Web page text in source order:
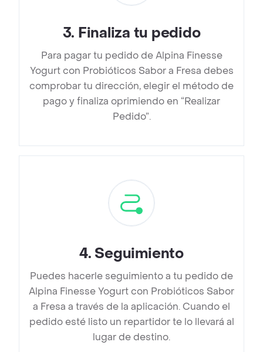
3. Finaliza tu pedido
Para pagar tu pedido de Alpina Finesse
Yogurt con Probióticos Sabor a Fresa debes
comprobar tu dirección, elegir el método de
pago y finaliza oprimiendo en “Realizar
Pedido”.
4. Seguimiento
Puedes hacerle seguimiento a tu pedido de
Alpina Finesse Yogurt con Probióticos Sabor
a Fresa a través de la aplicación. Cuando el
pedido esté listo un repartidor te lo llevará al
lugar de destino.